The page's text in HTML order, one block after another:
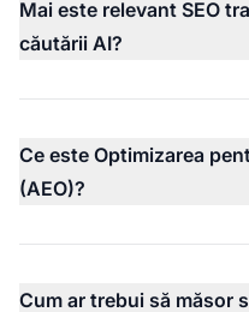
Mai este relevant SEO
căutării AI?
Ce este Optimizarea
(AEO)?
Cum ar trebui să măsor